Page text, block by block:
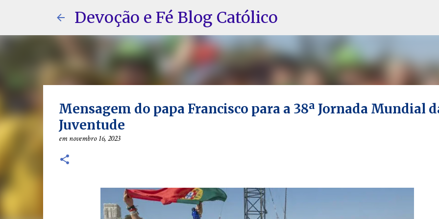
Pular para o conteúdo principal
Devoção e Fé Blog Católico
Mensagem do papa Francisco para a 38ª Jornada Mundial
Juventude
emnovembro 16, 2023